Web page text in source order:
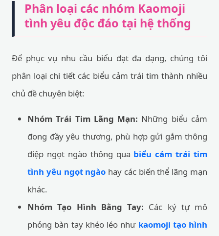
Phân loại các nhóm Kaomoji
tình yêu độc đáo tại hệ thống
Để phục vụ nhu cầu biểu đạt đa dạng, chúng tôi
phân loại chi tiết các biểu cảm trái tim thành nhiều
chủ đề chuyên biệt:
Nhóm Trái Tim Lãng Mạn: Những biểu cảm
đong đầy yêu thương, phù hợp gửi gắm thông
điệp ngọt ngào thông qua biểu cảm trái tim
tình yêu ngọt ngào hay các biến thể lãng mạn
khác.
Nhóm Tạo Hình Bằng Tay: Các ký tự mô
phỏng bàn tay khéo léo như kaomoji tạo hình